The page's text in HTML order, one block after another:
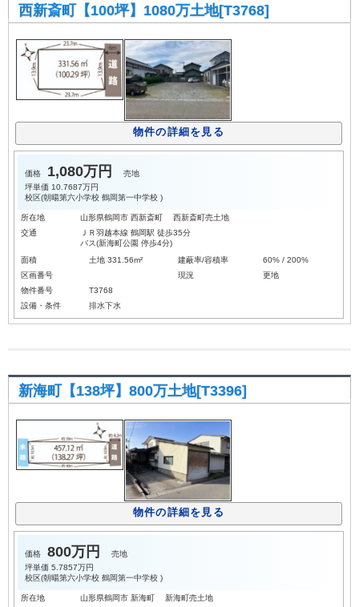
西新斎町【100坪】1080万土地[T3768]
物件の詳細を見る
価格 1,080万円
売地
坪単価 10.7687万円
校区(朝暘第六小学校 鶴岡第一中学校 )
所在地
山形県鶴岡市 西新斎町 西新斎町売土地
交通
ＪＲ羽越本線 鶴岡駅 徒歩35分
バス(新海町公園 停歩4分)
面積
土地 331.56m² 建蔽率/容積率
60% / 200%
区画番号
現況
更地
物件番号
T3768
設備・条件
排水下水
新海町【138坪】800万土地[T3396]
物件の詳細を見る
価格 800万円
売地
坪単価 5.7857万円
校区(朝暘第六小学校 鶴岡第一中学校 )
所在地
山形県鶴岡市 新海町 新海町売土地